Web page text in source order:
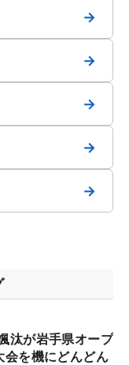
→
→
→
→
→
汰が岩手県オープ
会を機にどんどん